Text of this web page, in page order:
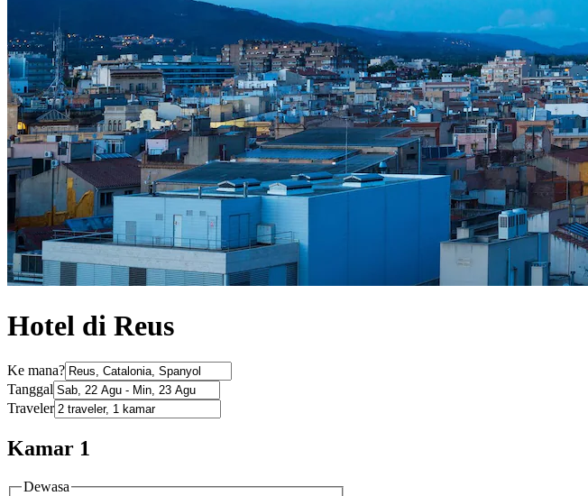
Hotel di Reus
Ke mana?
Tanggal
Traveler
Kamar 1
Dewasa